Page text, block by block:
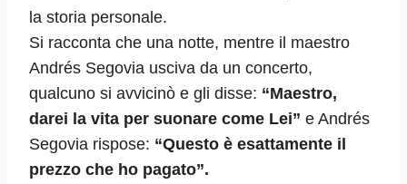
la storia personale.
Si racconta che una notte, mentre il maestro
Andrés Segovia usciva da un concerto,
qualcuno si avvicinò e gli disse: “Maestro,
darei la vita per suonare come Lei” e Andrés
Segovia rispose: “Questo è esattamente il
prezzo che ho pagato”.